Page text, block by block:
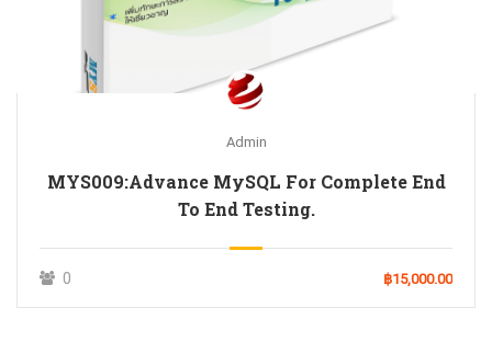
Admin
MYS009:Advance MySQL For Complete End
To End Testing.
0 ฿15,000.00